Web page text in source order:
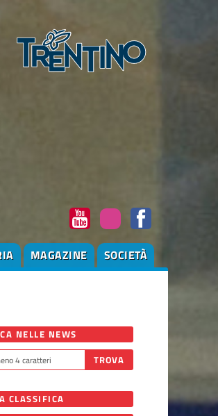
MAGAZINE SOCIETÀ
NELLE NEWS
CLASSIFICA